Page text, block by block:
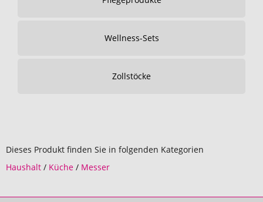
Wellness-Sets
Zollstöcke
Dieses Produkt finden Sie in folgenden Kategorien
Haushalt / Küche / Messer